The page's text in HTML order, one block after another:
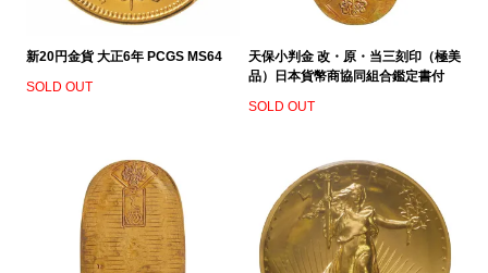
新20円金貨 大正6年 PCGS MS64
SOLD OUT
天保小判金 改・原・当三刻印（極美
品）日本貨幣商協同組合鑑定書付
SOLD OUT